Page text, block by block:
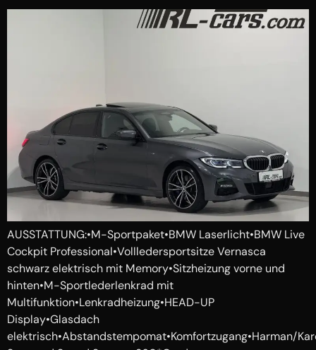
AUSSTATTUNG:•M-Sportpaket•BMW Laserlicht•BMW Live
Cockpit Professional•Vollledersportsitze Vernasca
schwarz elektrisch mit Memory•Sitzheizung vorne und
hinten•M-Sportlederlenkrad mit
Multifunktion•Lenkradheizung•HEAD-UP
Display•Glasdach
elektrisch•Abstandstempomat•Komfortzugang•Harman/